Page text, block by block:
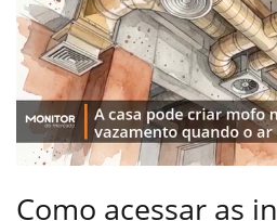
Como acessar as